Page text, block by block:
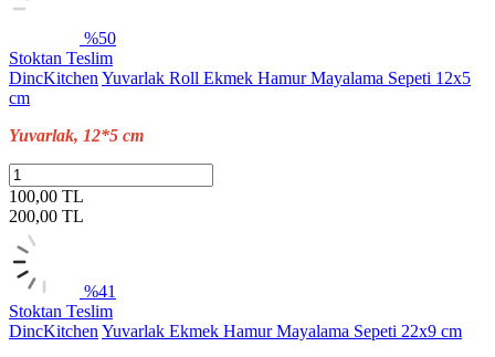
%50
Stoktan Teslim
DincKitchen Yuvarlak Roll Ekmek Hamur Mayalama Sepeti 12x5
cm
Yuvarlak, 12*5 cm
100,00 TL
200,00 TL
%41
Stoktan Teslim
DincKitchen Yuvarlak Ekmek Hamur Mayalama Sepeti 22x9 cm